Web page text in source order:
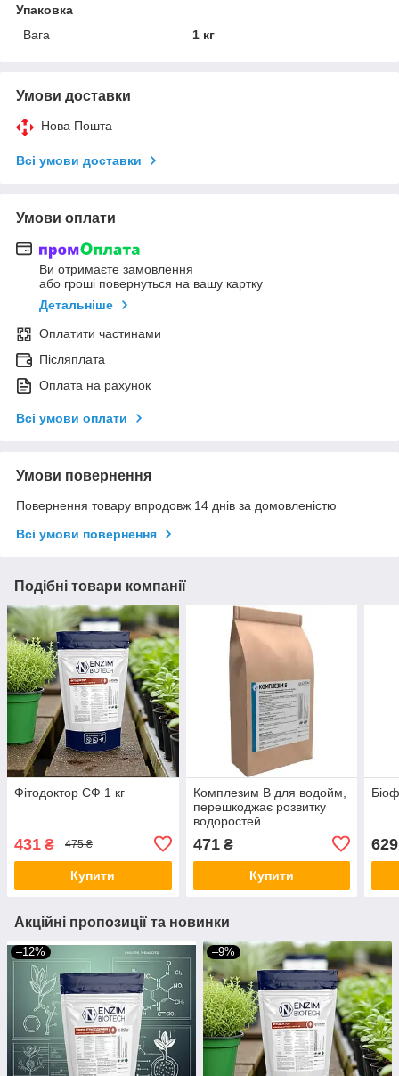
Упаковка
Вага
1 кг
Умови доставки
Нова Пошта
Всі умови доставки
Умови оплати
Ви отримаєте замовлення
або гроші повернуться на вашу картку
Детальніше
Оплатити частинами
Післяплата
Оплата на рахунок
Всі умови оплати
Умови повернення
Повернення товару впродовж 14 днів за домовленістю
Всі умови повернення
Подібні товари компанії
Фітодоктор СФ 1 кг
431 ₴ 475 ₴
Купити
Комплезим В для водойм,
перешкоджає розвитку
водоростей
471₴
Купити
629
Акційні пропозиції та новинки
–12% –9%